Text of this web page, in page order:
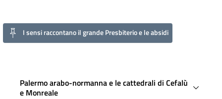
I sensi raccontano il grande Presbiterio e le absidi
Palermo arabo-normanna e le cattedrali di Cefalù
e Monreale